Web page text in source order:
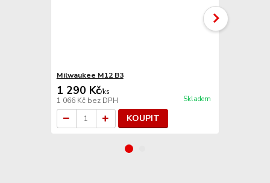
Milwaukee M12 B3
1 290 Kč/ks
1 066 Kč bez DPH Skladem
KOUPIT